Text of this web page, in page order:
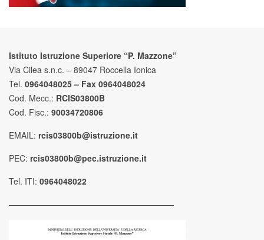
Istituto Istruzione Superiore “P. Mazzone”
Via Cilea s.n.c. – 89047 Roccella Ionica
Tel. 0964048025 – Fax 0964048024
Cod. Mecc.: RCIS03800B
Cod. Fisc.: 90034720806
EMAIL: rcis03800b@istruzione.it
PEC: rcis03800b@pec.istruzione.it
Tel. ITI: 0964048022
————————————————————